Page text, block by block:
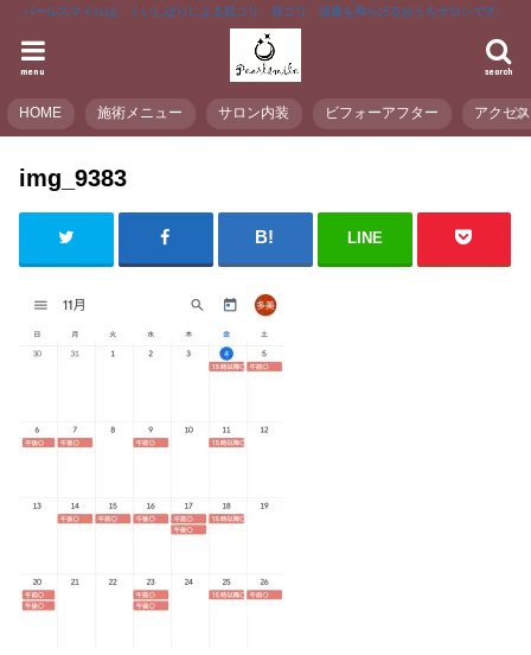
パールスマイルは、くいしばりによる顔コリ、首コリ、頭痛を和らげるおうちサロンです。
search
menu
HOME 施術メニュー サロン内装 ビフォーアフター アクセス
img_9383
LINE